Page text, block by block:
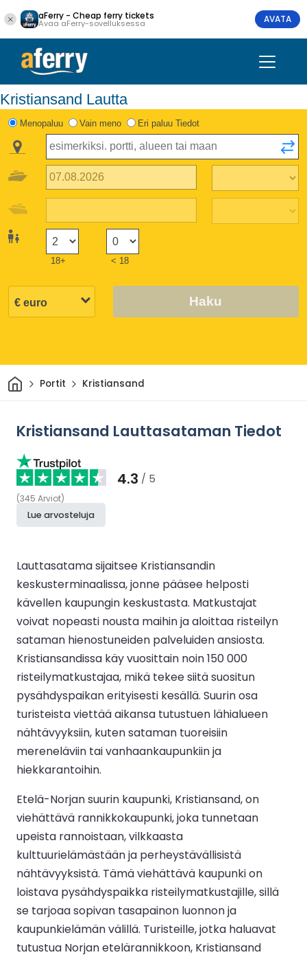
aFerry - Cheap ferry tickets
Avaa aFerry-sovelluksessa AVATA
Kristiansand Lautta
Menopaluu Vain meno Eri paluu Tiedot
18+ < 18
Haku
KotiinPortit Kristiansand
Kristiansand Lauttasataman Tiedot
4.3 / 5
(345 Arviot)
Lue arvosteluja
Lauttasatama sijaitsee Kristiansandin
keskusterminaalissa, jonne pääsee helposti
kävellen kaupungin keskustasta. Matkustajat
voivat nopeasti nousta maihin ja aloittaa risteilyn
sataman hienostuneiden palveluiden ansiosta.
Kristiansandissa käy vuosittain noin 150 000
risteilymatkustajaa, mikä tekee siitä suositun
pysähdyspaikan erityisesti kesällä. Suurin osa
turisteista viettää aikansa tutustuen lähialueen
nähtävyyksiin, kuten sataman tuoreisiin
mereneläviin tai vanhaankaupunkiin ja
hiekkarantoihin.
Etelä-Norjan suurin kaupunki, Kristiansand, on
viehättävä rannikkokaupunki, joka tunnetaan
upeista rannoistaan, vilkkaasta
kulttuurielämästään ja perheystävällisistä
nähtävyyksistä. Tämä viehättävä kaupunki on
loistava pysähdyspaikka risteilymatkustajille, sillä
se tarjoaa sopivan tasapainon luonnon ja
kaupunkielämän välillä. Turisteille, jotka haluavat
tutustua Norjan etelärannikkoon, Kristiansand